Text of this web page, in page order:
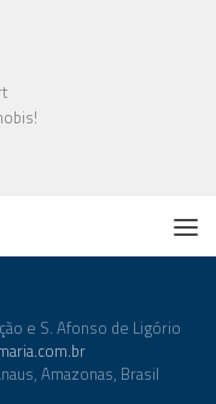
e S. Afonso de Ligório
Amazonas, Brasil